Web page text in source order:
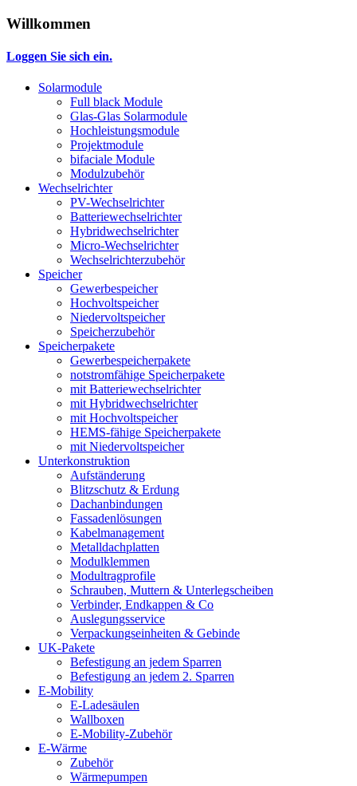
Willkommen
Loggen Sie sich ein.
Solarmodule
Full black Module
Glas-Glas Solarmodule
Hochleistungsmodule
Projektmodule
bifaciale Module
Modulzubehör
Wechselrichter
PV-Wechselrichter
Batteriewechselrichter
Hybridwechselrichter
Micro-Wechselrichter
Wechselrichterzubehör
Speicher
Gewerbespeicher
Hochvoltspeicher
Niedervoltspeicher
Speicherzubehör
Speicherpakete
Gewerbespeicherpakete
notstromfähige Speicherpakete
mit Batteriewechselrichter
mit Hybridwechselrichter
mit Hochvoltspeicher
HEMS-fähige Speicherpakete
mit Niedervoltspeicher
Unterkonstruktion
Aufständerung
Blitzschutz & Erdung
Dachanbindungen
Fassadenlösungen
Kabelmanagement
Metalldachplatten
Modulklemmen
Modultragprofile
Schrauben, Muttern & Unterlegscheiben
Verbinder, Endkappen & Co
Auslegungsservice
Verpackungseinheiten & Gebinde
UK-Pakete
Befestigung an jedem Sparren
Befestigung an jedem 2. Sparren
E-Mobility
E-Ladesäulen
Wallboxen
E-Mobility-Zubehör
E-Wärme
Zubehör
Wärmepumpen